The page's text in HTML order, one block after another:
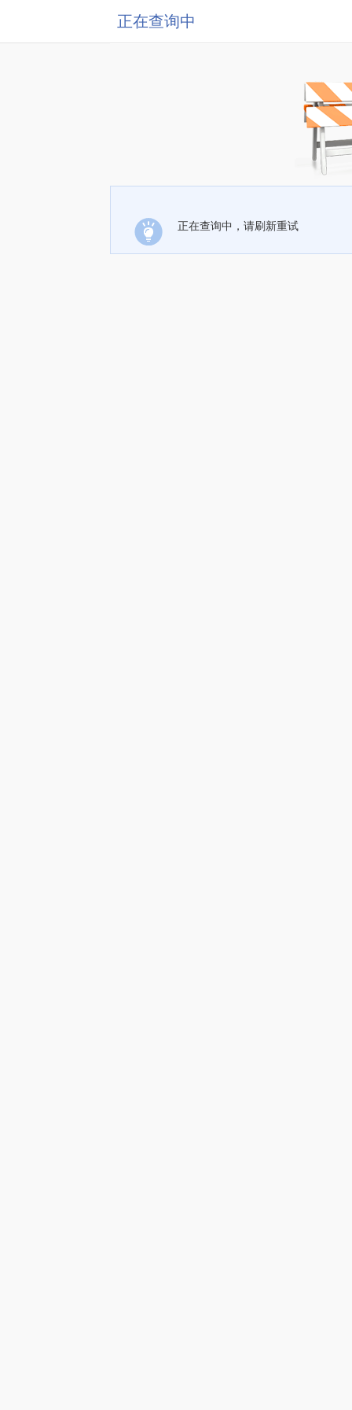
正在查询中
正在查询中，请刷新重试